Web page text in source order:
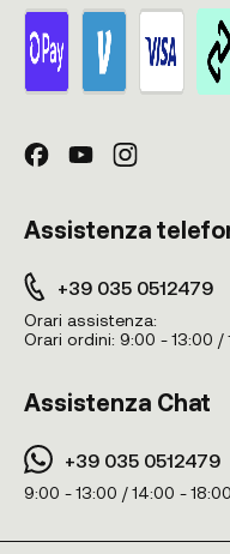
Assistenza
+39 035 0512479
Orari assistenza:
Orari ordini: 9:00 - 13:00 /
Assistenza Chat
+39 035 0512479
9:00 - 13:00 / 14:00 - 18:00